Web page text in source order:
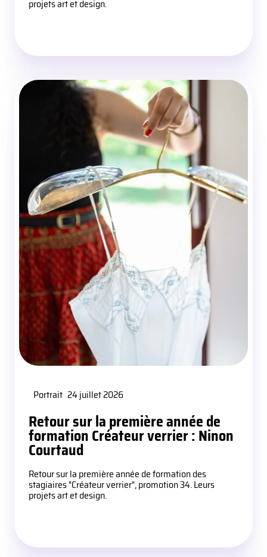
projets art et design.
Portrait 24 juillet 2026
Retour sur la première année de
formation Créateur verrier : Ninon
Courtaud
Retour sur la première année de formation des
stagiaires "Créateur verrier", promotion 34. Leurs
projets art et design.